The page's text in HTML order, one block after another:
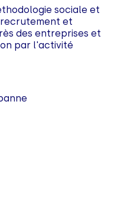
sociale et
et
des entreprises et
par l'activité